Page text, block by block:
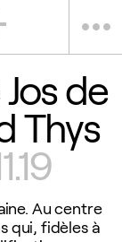
more_horiz
de
Thys
Au centre
qui, fidèles à